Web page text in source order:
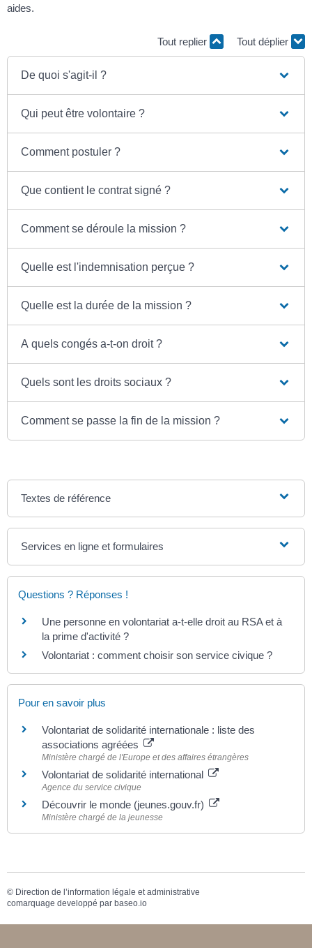
aides.
Tout replier Tout déplier
De quoi s'agit-il ?
Qui peut être volontaire ?
Comment postuler ?
Que contient le contrat signé ?
Comment se déroule la mission ?
Quelle est l'indemnisation perçue ?
Quelle est la durée de la mission ?
A quels congés a-t-on droit ?
Quels sont les droits sociaux ?
Comment se passe la fin de la mission ?
Textes de référence
Services en ligne et formulaires
Questions ? Réponses !
Une personne en volontariat a-t-elle droit au RSA et à
la prime d'activité ?
Volontariat : comment choisir son service civique ?
Pour en savoir plus
Volontariat de solidarité internationale : liste des
associations agréées
Ministère chargé de l'Europe et des affaires étrangères
Volontariat de solidarité international
Agence du service civique
Découvrir le monde (jeunes.gouv.fr)
Ministère chargé de la jeunesse
© Direction de l’information légale et administrative
comarquage developpé par baseo.io